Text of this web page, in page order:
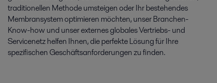
traditionellen Methode umsteigen oder Ihr bestehendes
Membransystem optimieren möchten, unser Branchen-
Know-how und unser externes globales Vertriebs- und
Servicenetz helfen Ihnen, die perfekte Lösung für Ihre
spezifischen Geschäftsanforderungen zu finden.